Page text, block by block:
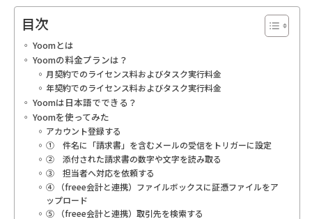
目次
Yoomとは
Yoomの料金プランは？
月契約でのライセンス料およびタスク実行料金
年契約でのライセンス料およびタスク実行料金
Yoomは日本語でできる？
Yoomを使ってみた
アカウント登録する
① 件名に「請求書」を含むメールの受信をトリガーに設定
② 添付された請求書の数字や文字を読み取る
③ 担当者へ対応を依頼する
④ （freee会計と連携）ファイルボックスに証憑ファイルをア
ップロード
⑤ （freee会計と連携）取引先を検索する